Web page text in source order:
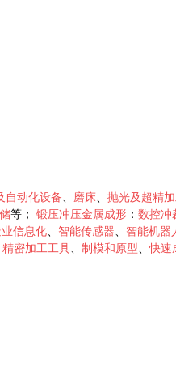
自动化设备 磨床 抛光及超精
等； 锻压冲压金属成形 ： 数控冲
信息化 智能传感器 智能机器
精密加工工具 制模和原型 、快速